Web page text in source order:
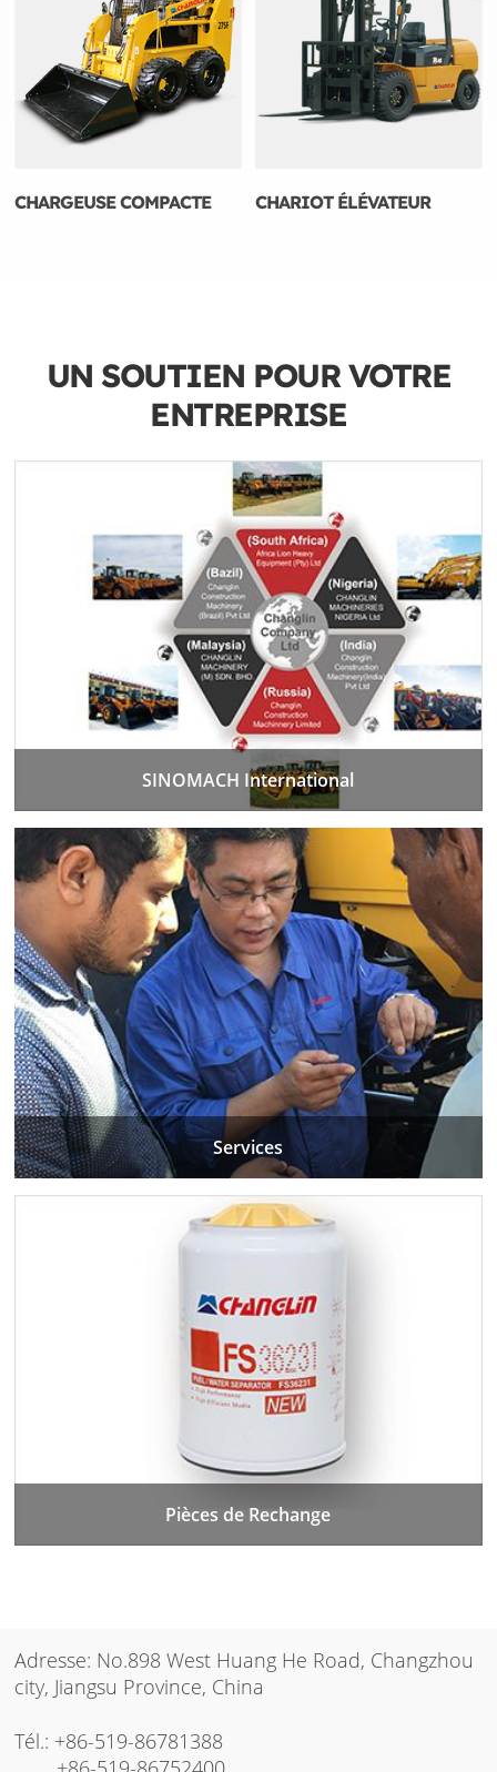
CHARGEUSE COMPACTE CHARIOT ÉLÉVATEUR
UN SOUTIEN POUR VOTRE
ENTREPRISE
SINOMACH International
Services
Pièces de Rechange
Adresse: No.898 West Huang He Road, Changzhou
city, Jiangsu Province, China
Tél.: +86-519-86781388